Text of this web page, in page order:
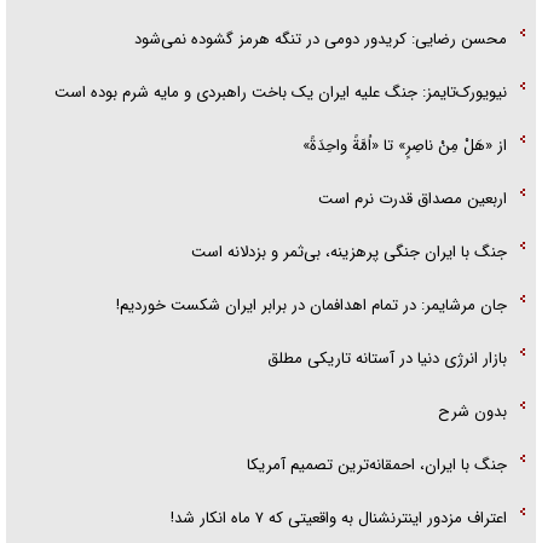
محسن رضایی: کریدور دومی در تنگه هرمز گشوده نمی‌شود
نیویورک‌تایمز: جنگ علیه ایران یک باخت راهبردی و مایه شرم بوده است
از «هَلْ مِنْ ناصِرٍ» تا «اُمَّةً واحِدَةً»
اربعین مصداق قدرت نرم است
جنگ با ایران جنگی پرهزینه، بی‌ثمر و بزدلانه است
جان مرشایمر: در تمام اهدافمان در برابر ایران شکست خوردیم!
بازار انرژی دنیا در آستانه تاریکی مطلق
بدون شرح
جنگ با ایران، احمقانه‌ترین تصمیم آمریکا
اعتراف مزدور اینترنشنال به واقعیتی که ۷ ماه انکار شد!